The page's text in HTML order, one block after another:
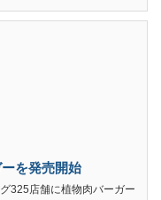
を発売開始
325店舗に植物肉バーガー